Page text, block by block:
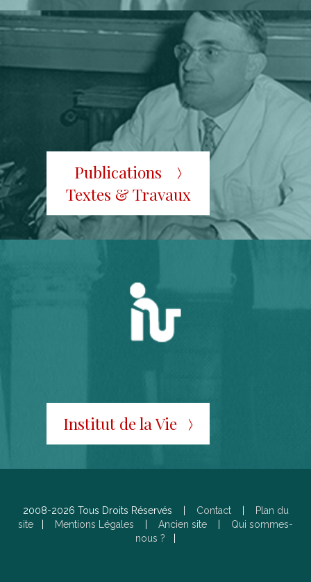
Publications
Textes & Travaux
Institut de la Vie
2008-2026 Tous Droits Réservés | Contact|
Plan du
site
Mentions Légales Ancien site
Qui sommes-
nous ?